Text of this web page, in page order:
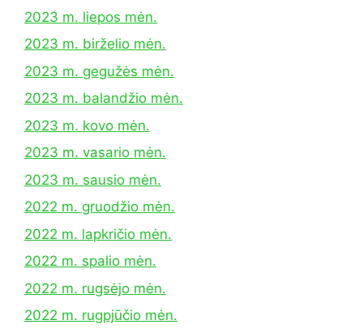
2023 m. liepos mėn.
2023 m. birželio mėn.
2023 m. gegužės mėn.
2023 m. balandžio mėn.
2023 m. kovo mėn.
2023 m. vasario mėn.
2023 m. sausio mėn.
2022 m. gruodžio mėn.
2022 m. lapkričio mėn.
2022 m. spalio mėn.
2022 m. rugsėjo mėn.
2022 m. rugpjūčio mėn.